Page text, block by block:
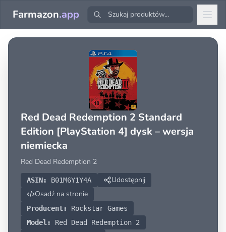
Farmazon.app
Red Dead Redemption 2 Standard
Edition [PlayStation 4] dysk – wersja
niemiecka
Red Dead Redemption 2
ASIN: B01M6Y1Y4A
Udostępnij
Osadź na stronie
Producent:
Rockstar Games
Model:
Red Dead Redemption 2